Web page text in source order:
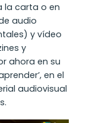
la carta o en
audio
y vídeo
y
ahora en su
en el
audiovisual